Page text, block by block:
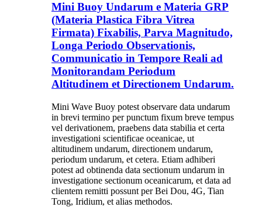
Mini Buoy Undarum e Materia GRP
(Materia Plastica Fibra Vitrea
Firmata) Fixabilis, Parva Magnitudo,
Longa Periodo Observationis,
Communicatio in Tempore Reali ad
Monitorandam Periodum
Altitudinem et Directionem Undarum.
Mini Wave Buoy potest observare data undarum
in brevi termino per punctum fixum breve tempus
vel derivationem, praebens data stabilia et certa
investigationi scientificae oceanicae, ut
altitudinem undarum, directionem undarum,
periodum undarum, et cetera. Etiam adhiberi
potest ad obtinenda data sectionum undarum in
investigatione sectionum oceanicarum, et data ad
clientem remitti possunt per Bei Dou, 4G, Tian
Tong, Iridium, et alias methodos.